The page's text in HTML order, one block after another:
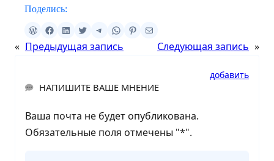
Поделись:
« Предыдущая запись Следующая запись »
добавить
НАПИШИТЕ ВАШЕ МНЕНИЕ
Ваша почта не будет опубликована.
Обязательные поля отмечены "*".